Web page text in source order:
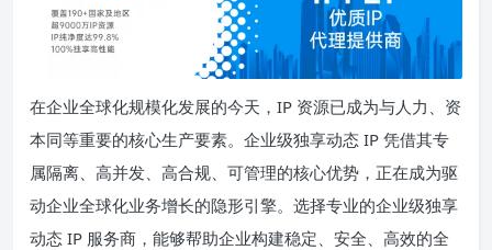
在企业全球化规模化发展的今天，IP 资源已成为与人力、资
本同等重要的核心生产要素。企业级独享动态 IP 凭借其专
属隔离、高并发、高合规、可管理的核心优势，正在成为驱
动企业全球化业务增长的隐形引擎。选择专业的企业级独享
动态 IP 服务商，能够帮助企业构建稳定、安全、高效的全